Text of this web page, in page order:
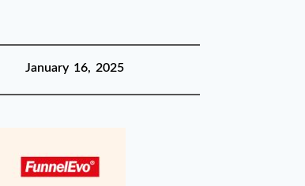
January 16, 2025